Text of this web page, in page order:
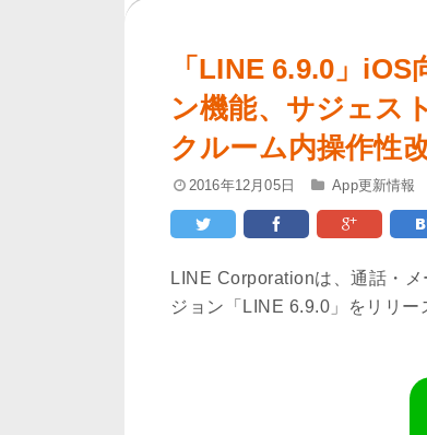
「LINE 6.9.0」
ン機能、サジェス
クルーム内操作性
2016年12月05日 App更新情報
LINE Corporationは、通話・
ジョン「LINE 6.9.0」をリリー